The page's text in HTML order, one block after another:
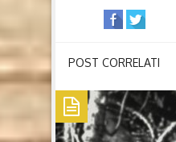
POST CORRELATI